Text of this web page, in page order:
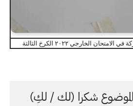
الخارجي ٢٠٢٢ الكرخ الثالثة
الموضوع شكرا (لك / لكِ)